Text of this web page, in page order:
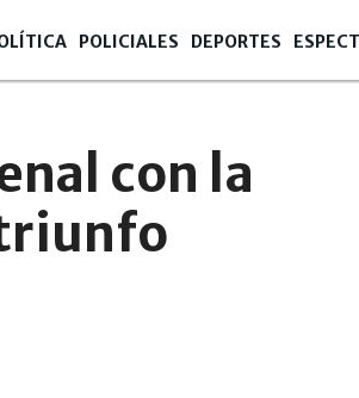
POLICIALES DEPORTES
con la